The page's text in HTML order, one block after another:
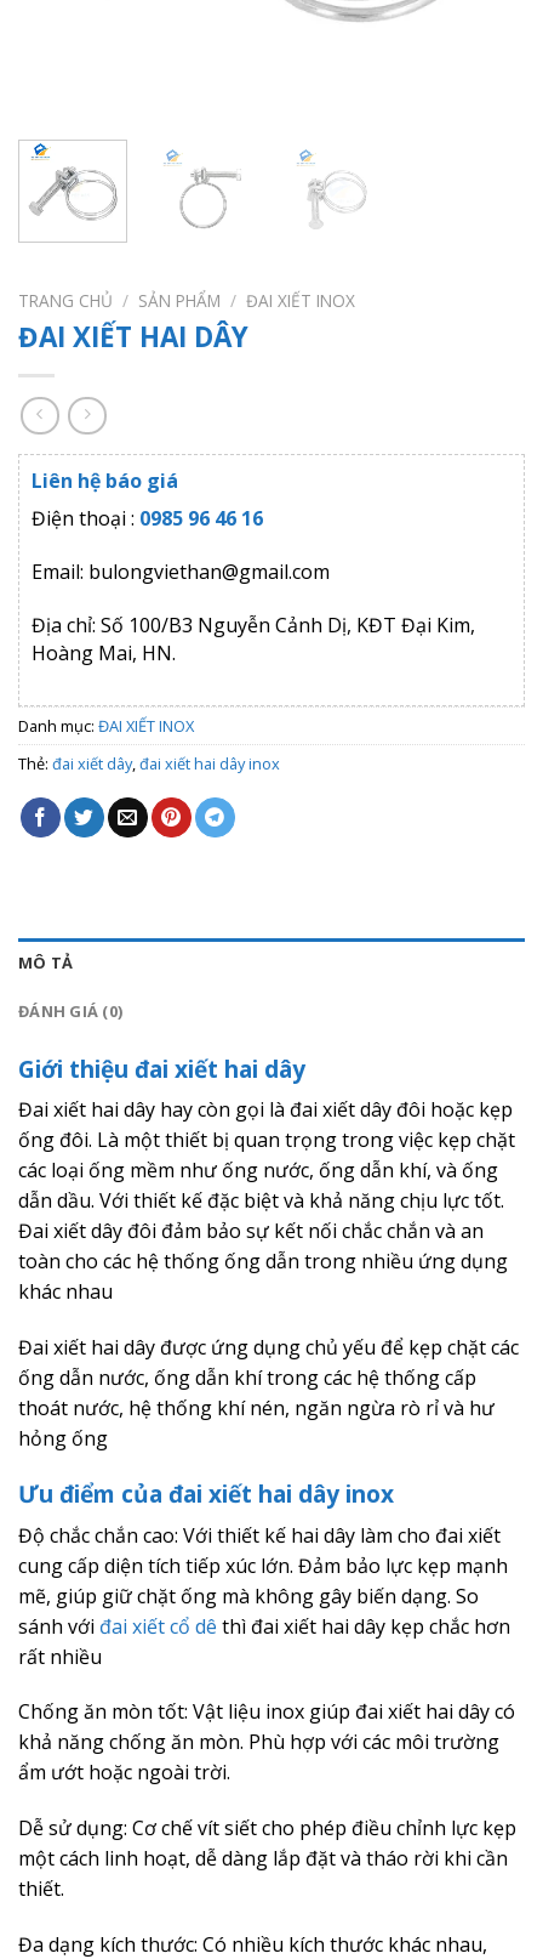
TRANG CHỦ / SẢN PHẨM / ĐAI XIẾT INOX
ĐAI XIẾT HAI DÂY
Liên hệ báo giá
Điện thoại : 0985 96 46 16
Email: bulongviethan@gmail.com
Địa chỉ: Số 100/B3 Nguyễn Cảnh Dị, KĐT Đại Kim,
Hoàng Mai, HN.
Danh mục: ĐAI XIẾT INOX
Thẻ: đai xiết dây,đai xiết hai dây inox
MÔ TẢ
ĐÁNH GIÁ (0)
Giới thiệu đai xiết hai dây
Đai xiết hai dây hay còn gọi là đai xiết dây đôi hoặc kẹp
ống đôi. Là một thiết bị quan trọng trong việc kẹp chặt
các loại ống mềm như ống nước, ống dẫn khí, và ống
dẫn dầu. Với thiết kế đặc biệt và khả năng chịu lực tốt.
Đai xiết dây đôi đảm bảo sự kết nối chắc chắn và an
toàn cho các hệ thống ống dẫn trong nhiều ứng dụng
khác nhau
Đai xiết hai dây được ứng dụng chủ yếu để kẹp chặt các
ống dẫn nước, ống dẫn khí trong các hệ thống cấp
thoát nước, hệ thống khí nén, ngăn ngừa rò rỉ và hư
hỏng ống
Ưu điểm của đai xiết hai dây inox
Độ chắc chắn cao: Với thiết kế hai dây làm cho đai xiết
cung cấp diện tích tiếp xúc lớn. Đảm bảo lực kẹp mạnh
mẽ, giúp giữ chặt ống mà không gây biến dạng. So
sánh với đai xiết cổ dê thì đai xiết hai dây kẹp chắc hơn
rất nhiều
Chống ăn mòn tốt: Vật liệu inox giúp đai xiết hai dây có
khả năng chống ăn mòn. Phù hợp với các môi trường
ẩm ướt hoặc ngoài trời.
Dễ sử dụng: Cơ chế vít siết cho phép điều chỉnh lực kẹp
một cách linh hoạt, dễ dàng lắp đặt và tháo rời khi cần
thiết.
Đa dạng kích thước: Có nhiều kích thước khác nhau,